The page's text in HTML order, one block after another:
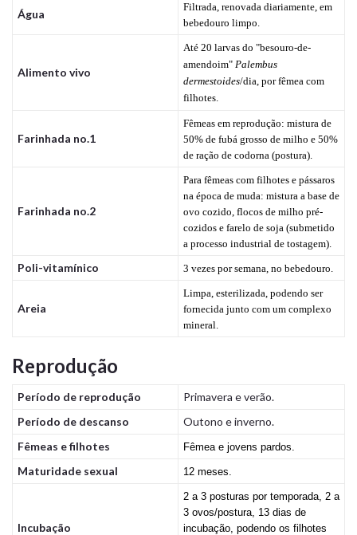
Água
Filtrada, renovada diariamente, em
bebedouro limpo.
Alimento vivo
Até 20 larvas do "besouro-de-
amendoim" Palembus
dermestoides/dia, por fêmea com
filhotes.
Farinhada no.1
Fêmeas em reprodução: mistura de
50% de fubá grosso de milho e 50%
de ração de codorna (postura).
Farinhada no.2
Para fêmeas com filhotes e pássaros
na época de muda: mistura a base de
ovo cozido, flocos de milho pré-
cozidos e farelo de soja (submetido
a processo industrial de tostagem).
Poli-vitamínico 3 vezes por semana, no bebedouro.
Areia
Limpa, esterilizada, podendo ser
fornecida junto com um complexo
mineral.
Reprodução
Período de reprodução
Primavera e verão.
Período de descanso
Outono e inverno.
Fêmeas e filhotes
Fêmea e jovens pardos.
Maturidade sexual 12 meses.
Incubação
2 a 3 posturas por temporada, 2 a
3 ovos/postura, 13 dias de
incubação, podendo os filhotes